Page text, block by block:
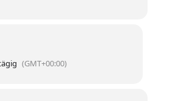
(GMT+00:00)